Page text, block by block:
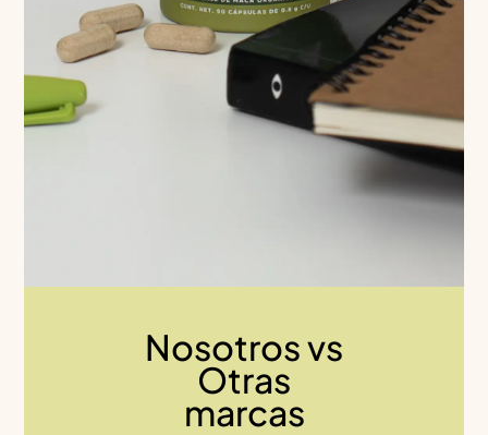
Nosotros vs
Otras
marcas